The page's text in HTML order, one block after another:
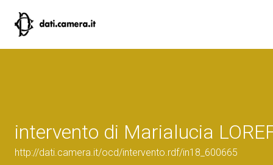
intervento di Marialucia
http://dati.camera.it/ocd/intervento.rdf/in18_600665